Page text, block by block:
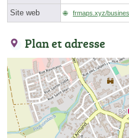
Site web frmaps.xyz/
Plan et adresse